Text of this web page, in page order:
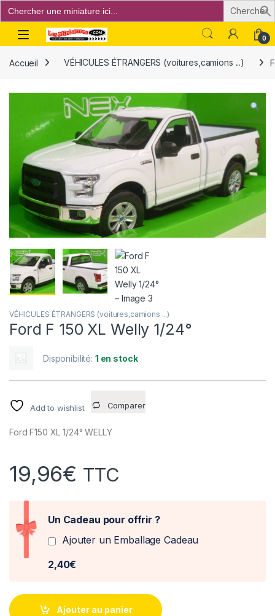
Search
for:
Open 0
Accueil VÉHICULES ÉTRANGERS (voitures,camions ...)
VÉHICULES ÉTRANGERS (voitures,camions ...)
Ford F 150 XL Welly 1/24°
Disponibilité: 1 en stock
Add to wishlist Comparer
Ford F150 XL 1/24° WELLY
19,96€ TTC
Un Cadeau pour offrir ?
Ajouter un Emballage Cadeau
2,40€
Ajouter au panier